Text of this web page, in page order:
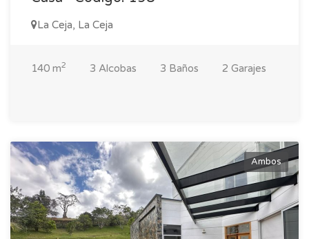
La Ceja, La Ceja
140 m2 3 Alcobas 3 Baños 2 Garajes
Ambos